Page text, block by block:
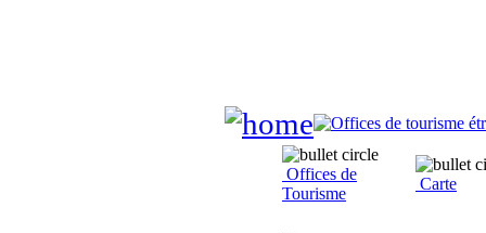
Offices de
Tourisme
Carte